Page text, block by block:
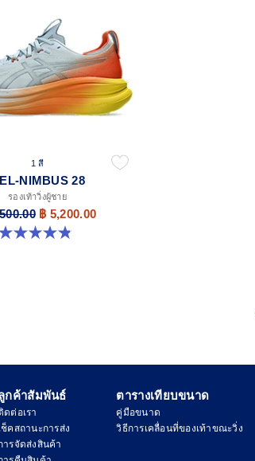
1 สี
NIMBUS 28
รองเท้าวิ่งผู้ชาย
฿ 5,200.00
าก 5 ดาว 7 รีวิว
กค้าสัมพันธ์
ดต่อเรา
ช็คสถานะการส่ง
ารจัดส่งสินค้า
ตารางเทียบขนาด
คู่มือขนาด
วิธีการเคลื่อนที่ของเท้าขณะวิ่ง